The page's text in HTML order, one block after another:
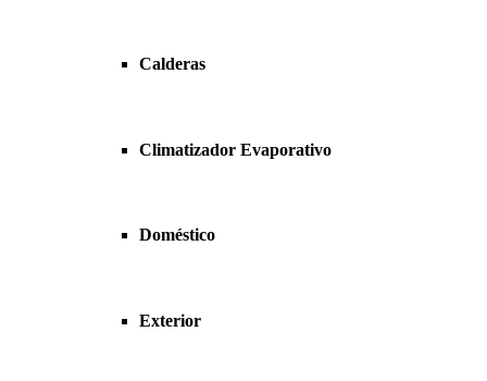
Calderas
Climatizador Evaporativo
Doméstico
Exterior